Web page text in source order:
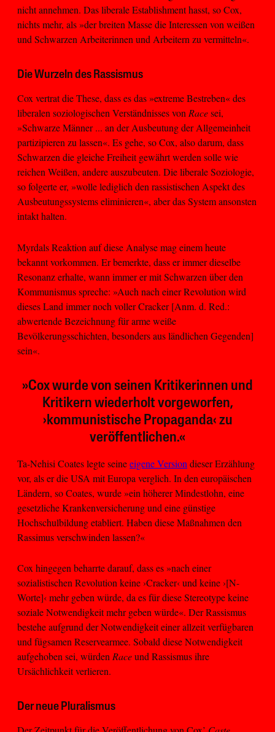
nicht annehmen. Das liberale Establishment hasst, so Cox,
nichts mehr, als »der breiten Masse die Interessen von weißen
und Schwarzen Arbeiterinnen und Arbeitern zu vermitteln«.
Die Wurzeln des Rassismus
Cox vertrat die These, dass es das »extreme Bestreben« des
liberalen soziologischen Verständnisses von Racesei,
»Schwarze Männer ... an der Ausbeutung der Allgemeinheit
partizipieren zu lassen«. Es gehe, so Cox, also darum, dass
Schwarzen die gleiche Freiheit gewährt werden solle wie
reichen Weißen, andere auszubeuten. Die liberale Soziologie,
so folgerte er, »wolle lediglich den rassistischen Aspekt des
Ausbeutungssystems eliminieren«, aber das System ansonsten
intakt halten.
Myrdals Reaktion auf diese Analyse mag einem heute
bekannt vorkommen. Er bemerkte, dass er immer dieselbe
Resonanz erhalte, wann immer er mit Schwarzen über den
Kommunismus spreche: »Auch nach einer Revolution wird
dieses Land immer noch voller Cracker [Anm. d. Red.:
abwertende Bezeichnung für arme weiße
Bevölkerungsschichten, besonders aus ländlichen Gegenden]
sein«.
»Cox wurde von seinen Kritikerinnen und
Kritikern wiederholt vorgeworfen,
›kommunistische Propaganda‹ zu
veröffentlichen.«
Ta-Nehisi Coates legte seineeigene Version dieser Erzählung
vor, als er die USA mit Europa verglich. In den europäischen
Ländern, so Coates, wurde »ein höherer Mindestlohn, eine
gesetzliche Krankenversicherung und eine günstige
Hochschulbildung etabliert. Haben diese Maßnahmen den
Rassimus verschwinden lassen?«
Cox hingegen beharrte darauf, dass es »nach einer
sozialistischen Revolution keine ›Cracker‹ und keine ›[N-
Worte]‹ mehr geben würde, da es für diese Stereotype keine
soziale Notwendigkeit mehr geben würde«. Der Rassismus
bestehe aufgrund der Notwendigkeit einer allzeit verfügbaren
und fügsamen Reservearmee. Sobald diese Notwendigkeit
aufgehoben sei, würden Raceund Rassismus ihre
Ursächlichkeit verlieren.
Der neue Pluralismus